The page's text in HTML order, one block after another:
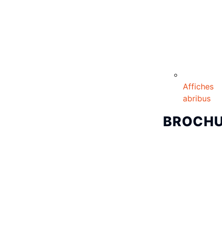
Affiches
abribus